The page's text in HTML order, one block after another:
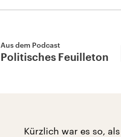
Aus dem Podcast
Politisches Feuilleton
Kürzlich war es so,